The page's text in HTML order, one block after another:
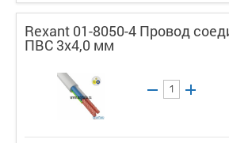
Rexant 01-8050-4 Провод
ПВС 3х4,0 мм